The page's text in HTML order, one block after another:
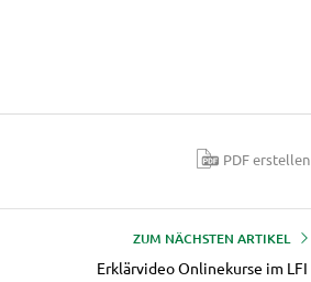
PDF erstellen
ZUM NÄCHSTEN ARTIKEL
Erklärvideo Onlinekurse im LFI